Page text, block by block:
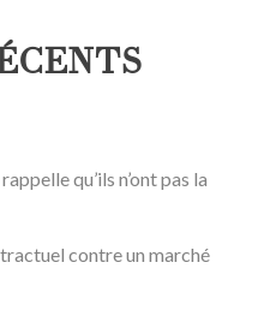
qu’ils n’ont pas la
contre un marché